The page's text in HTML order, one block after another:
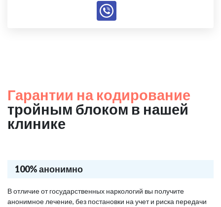
Гарантии на кодирование
тройным блоком в нашей
клинике
100% анонимно
В отличие от государственных наркологий вы получите
анонимное лечение, без постановки на учет и риска передачи